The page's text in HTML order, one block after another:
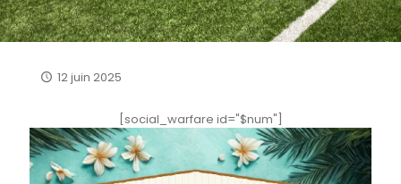
12 juin 2025
[social_warfare id="$num"]